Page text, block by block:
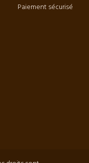
Paiement sécurisé